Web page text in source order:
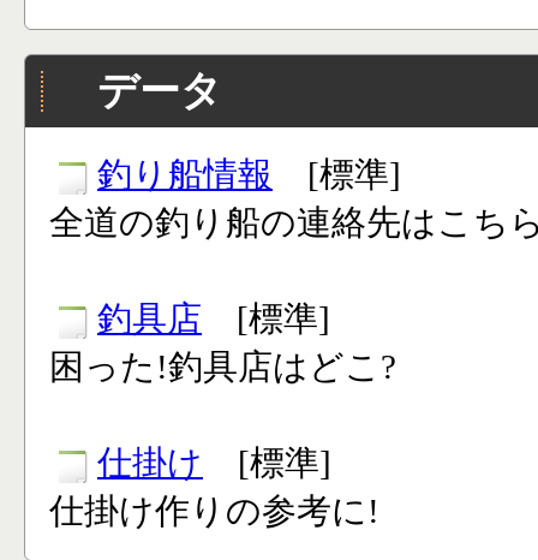
データ
釣り船情報 [標準]
全道の釣り船の連絡先はこち
釣具店 [標準]
困った!釣具店はどこ?
仕掛け [標準]
仕掛け作りの参考に!